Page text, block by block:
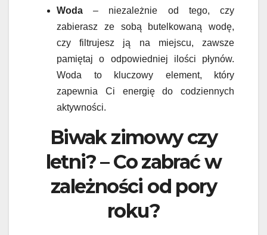
Woda – niezależnie od tego, czy
zabierasz ze sobą butelkowaną wodę,
czy filtrujesz ją na miejscu, zawsze
pamiętaj o odpowiedniej ilości płynów.
Woda to kluczowy element, który
zapewnia Ci energię do codziennych
aktywności.
Biwak zimowy czy
letni? – Co zabrać w
zależności od pory
roku?